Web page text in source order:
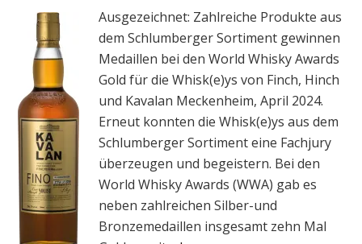
Ausgezeichnet: Zahlreiche Produkte aus
dem Schlumberger Sortiment gewinnen
Medaillen bei den World Whisky Awards
Gold für die Whisk(e)ys von Finch, Hinch
und Kavalan Meckenheim, April 2024.
Erneut konnten die Whisk(e)ys aus dem
Schlumberger Sortiment eine Fachjury
überzeugen und begeistern. Bei den
World Whisky Awards (WWA) gab es
neben zahlreichen Silber-und
Bronzemedaillen insgesamt zehn Mal